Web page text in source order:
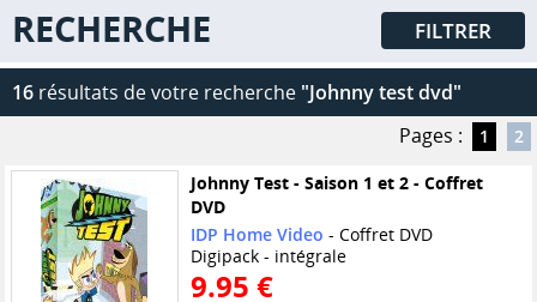
RECHERCHE FILTRER
16 résultats de votre recherche "Johnny test dvd"
Pages :
1 2
Johnny Test - Saison 1 et 2 - Coffret
DVD
IDP Home Video - Coffret DVD
Digipack - intégrale
9.95 €